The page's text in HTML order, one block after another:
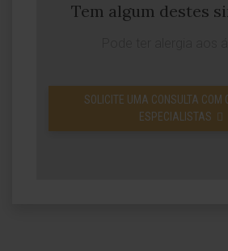
Tem algum destes
SOLICITE UMA CONSULTA COM
ESPECIALISTAS